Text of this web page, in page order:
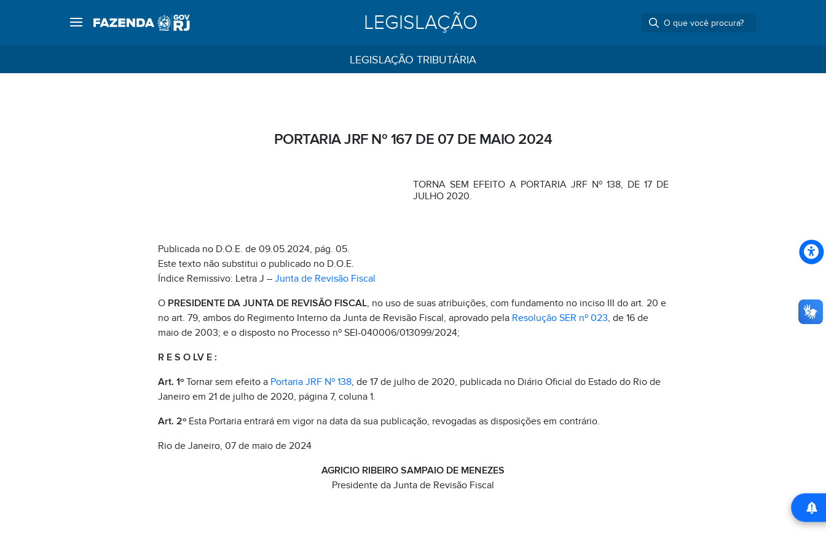
LEGISLAÇÃO
LEGISLAÇÃO TRIBUTÁRIA
PORTARIA JRF Nº 167 DE 07 DE MAIO 2024
TORNA SEM EFEITO A PORTARIA JRF Nº 138, DE 17 DE
JULHO 2020.
Publicada no D.O.E. de 09.05.2024, pág. 05.
Este texto não substitui o publicado no D.O.E.
Índice Remissivo: Letra J – Junta de Revisão Fiscal
O PRESIDENTE DA JUNTA DE REVISÃO FISCAL, no uso de suas atribuições, com fundamento no inciso III do art. 20 e
no art. 79, ambos do Regimento Interno da Junta de Revisão Fiscal, aprovado pela Resolução SER nº 023, de 16 de
maio de 2003; e o disposto no Processo nº SEI-040006/013099/2024;
R E S O LV E :
Art. 1ºTornar sem efeito a Portaria JRF Nº 138, de 17 de julho de 2020, publicada no Diário Oficial do Estado do Rio de
Janeiro em 21 de julho de 2020, página 7, coluna 1.
Art. 2ºEsta Portaria entrará em vigor na data da sua publicação, revogadas as disposições em contrário.
Rio de Janeiro, 07 de maio de 2024
AGRICIO RIBEIRO SAMPAIO DE MENEZES
Presidente da Junta de Revisão Fiscal